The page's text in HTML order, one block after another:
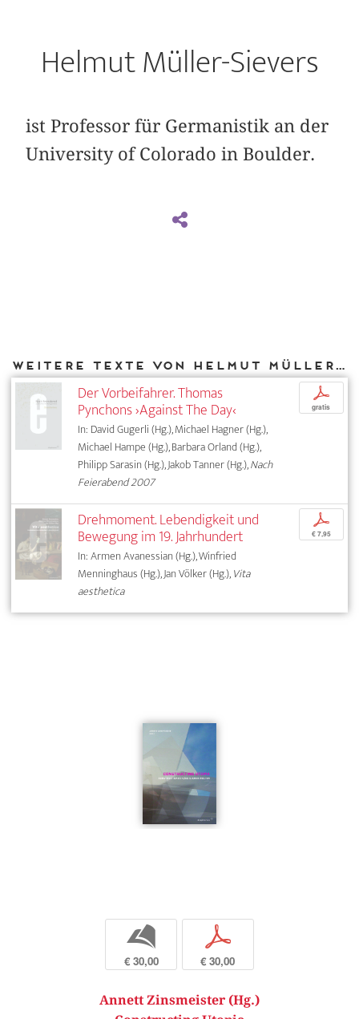
Helmut Müller-Sievers
ist Professor für Germanistik an der
University of Colorado in Boulder.
Weitere Texte von Helmut Müller-Sievers bei DIAPHANES
Der Vorbeifahrer. Thomas
Pynchons ›Against The Day‹
In: David Gugerli (Hg.), Michael Hagner (Hg.),
Michael Hampe (Hg.), Barbara Orland (Hg.),
Philipp Sarasin (Hg.), Jakob Tanner (Hg.),Nach
Feierabend 2007
p
gratis
Drehmoment. Lebendigkeit und
Bewegung im 19. Jahrhundert
In: Armen Avanessian (Hg.), Winfried
Menninghaus (Hg.), Jan Völker (Hg.),Vita
aesthetica
p
€ 7,95
b
€ 30,00
p
€ 30,00
Annett Zinsmeister (Hg.)